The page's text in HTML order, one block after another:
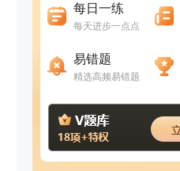
每日一练
每天进步一点点
易错题
精选高频易错题